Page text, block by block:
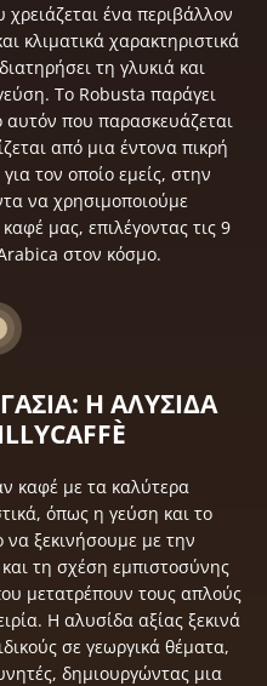
ένα περιβάλλον
κλιματικά χαρακτηριστικά
τη γλυκιά και
Το Robusta παράγει
αυτόν που παρασκευάζεται
από μια έντονα πικρή
τον οποίο εμείς, στην
να χρησιμοποιούμε
μας, επιλέγοντας τις 9
στον κόσμο.
Η ΑΛΥΣΙΔΑ
καφέ με τα καλύτερα
όπως η γεύση και το
ξεκινήσουμε με την
τη σχέση εμπιστοσύνης
μετατρέπουν τους απλούς
Η αλυσίδα αξίας ξεκινά
σε γεωργικά θέματα,
δημιουργώντας μια